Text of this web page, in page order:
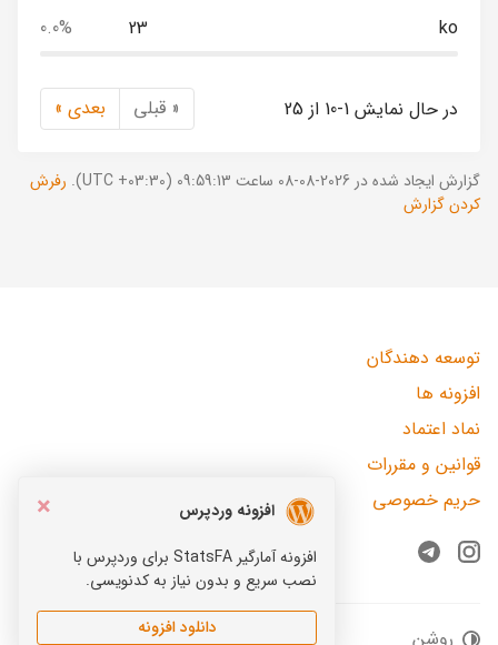
ko
23
0.0%
در حال نمایش 1-10 از 25 « قبلی بعدی »
گزارش ایجاد شده در 2026-08-08 ساعت 09:59:13 (UTC +03:30).
رفرش
کردن گزارش
×
افزونه وردپرس
افزونه آمارگیر StatsFA برای وردپرس با
نصب سریع و بدون نیاز به کدنویسی.
دانلود افزونه
توسعه دهندگان
افزونه ها
نماد اعتماد
قوانین و مقررات
حریم خصوصی
Instagram
Telegram
روشن